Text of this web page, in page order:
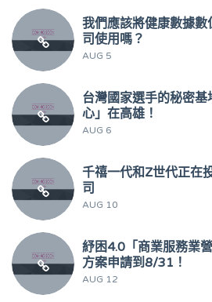
我們應該將健康數據
司使用嗎？
AUG 5
台灣國家選手的秘密
心」在高雄！
AUG 6
千禧一代和Z世代正在
司
AUG 10
紓困4.0「商業服務業
方案申請到8/31！
AUG 12